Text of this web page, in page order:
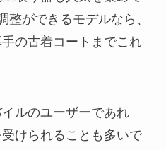
整ができるモデルなら、
の古着コートまでこれ
ルのユーザーであれ
けられることも多いで